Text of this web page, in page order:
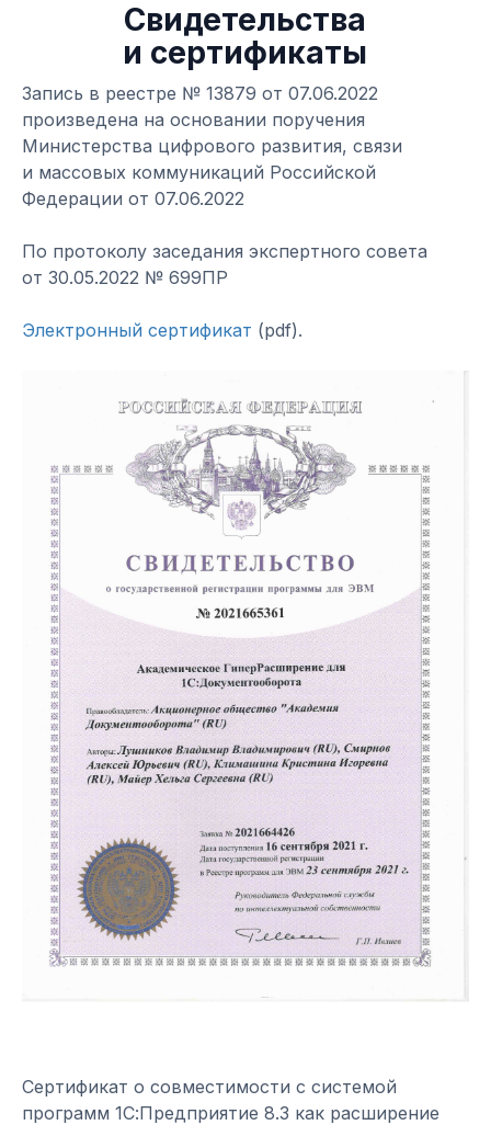
Свидетельства
и сертификаты
Запись в реестре № 13879 от 07.06.2022
произведена на основании поручения
Министерства цифрового развития, связи
и массовых коммуникаций Российской
Федерации от 07.06.2022
По протоколу заседания экспертного совета
от 30.05.2022 № 699ПР
Электронный сертификат (pdf).
Сертификат о совместимости с системой
программ 1С:Предприятие 8.3 как расширение